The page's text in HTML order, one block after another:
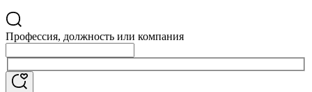
Профессия, должность или компания